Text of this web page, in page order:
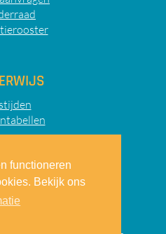
functioneren
Bekijk ons